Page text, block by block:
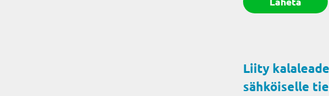
Liity
sähköiselle